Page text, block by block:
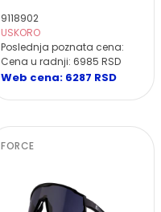
9118902
USKORO
Poslednja poznata cena:
Cena u radnji: 6985 RSD
Web cena: 6287 RSD
FORCE